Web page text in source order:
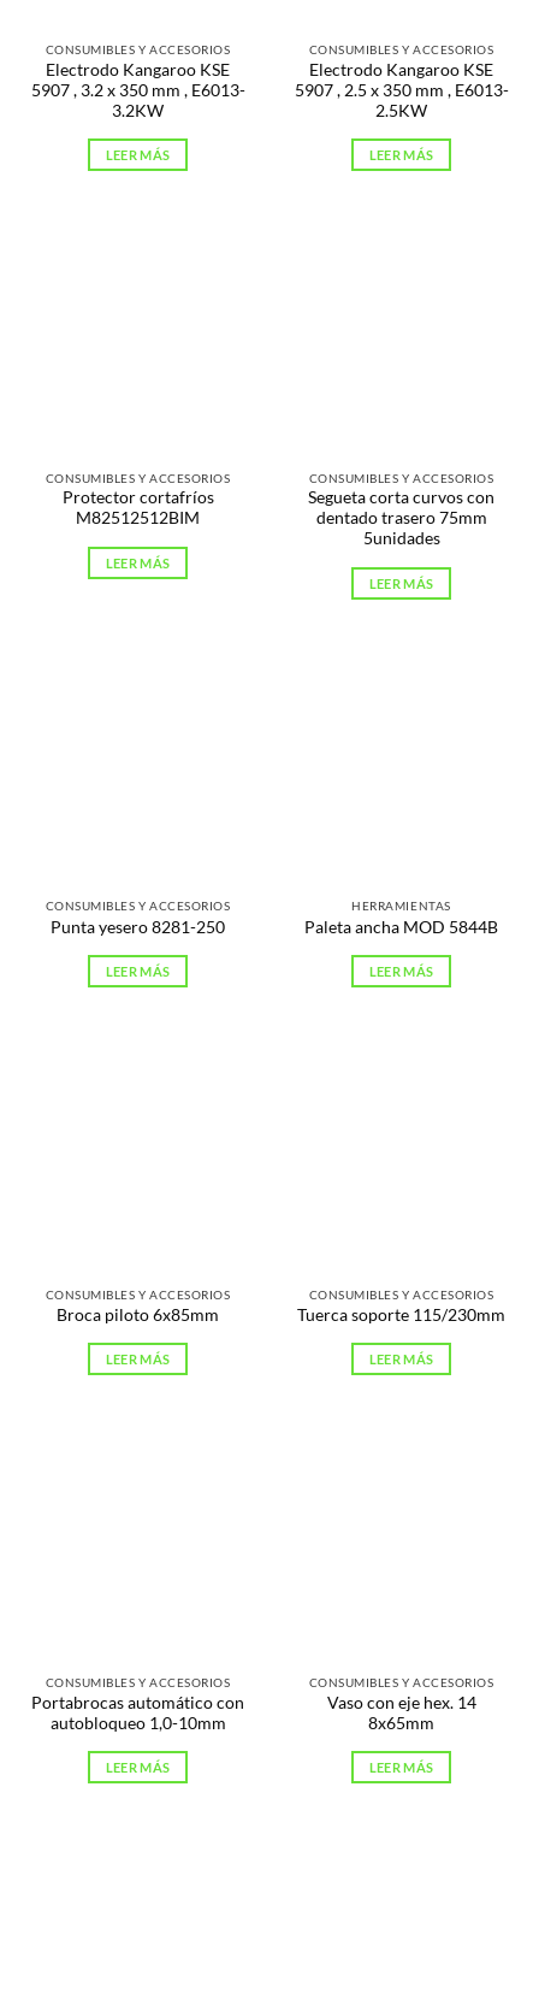
CONSUMIBLES Y ACCESORIOS
Electrodo Kangaroo KSE
5907 , 3.2 x 350 mm , E6013-
3.2KW
LEER MÁS
CONSUMIBLES Y ACCESORIOS
Electrodo Kangaroo KSE
5907 , 2.5 x 350 mm , E6013-
2.5KW
LEER MÁS
CONSUMIBLES Y ACCESORIOS
Protector cortafríos
M82512512BIM
LEER MÁS
CONSUMIBLES Y ACCESORIOS
Segueta corta curvos con
dentado trasero 75mm
5unidades
LEER MÁS
CONSUMIBLES Y ACCESORIOS
Punta yesero 8281-250
LEER MÁS
HERRAMIENTAS
Paleta ancha MOD 5844B
LEER MÁS
CONSUMIBLES Y ACCESORIOS
Broca piloto 6x85mm
LEER MÁS
CONSUMIBLES Y ACCESORIOS
Tuerca soporte 115/230mm
LEER MÁS
CONSUMIBLES Y ACCESORIOS
Portabrocas automático con
autobloqueo 1,0-10mm
LEER MÁS
CONSUMIBLES Y ACCESORIOS
Vaso con eje hex. 14
8x65mm
LEER MÁS